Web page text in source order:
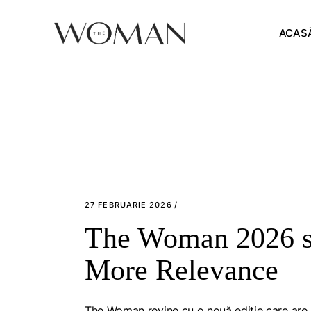
27 FEBRUARIE 2026
The Woman 2026
More Relevance